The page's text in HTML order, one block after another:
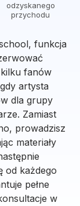
odzyskanego
przychodu
funkcja
fanów
artysta
dla grupy
Zamiast
prowadzisz
materiały
od każdego
pełne
w